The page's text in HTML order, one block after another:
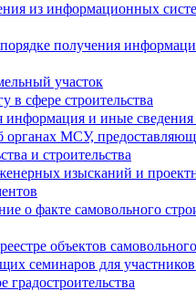
из информационных
получения
участок
в сфере строительства
информация и иные сведения
МСУ,
и строительства
изысканий и
о факте самовольного
объектов
семинаров для участников
градостроительства